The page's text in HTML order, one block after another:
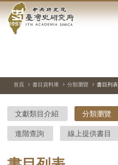
到中
央
院-
臺
灣
史
研
首頁 書目資料庫 分類瀏覽 書目列表
文獻類目介紹 分類瀏覽
進階查詢 線上提供書目